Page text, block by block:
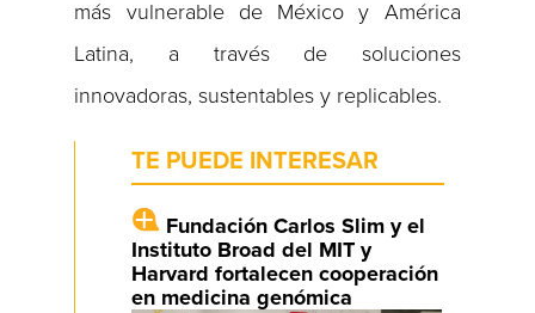
más vulnerable de México y América
Latina, a través de soluciones
innovadoras, sustentables y replicables.
TE PUEDE INTERESAR
Fundación Carlos Slim y el
Instituto Broad del MIT y
Harvard fortalecen cooperación
en medicina genómica